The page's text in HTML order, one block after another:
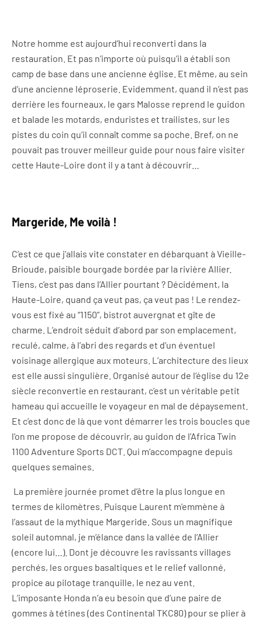
Notre homme est aujourd’hui reconverti dans la
restauration. Et pas n’importe où puisqu’il a établi son
camp de base dans une ancienne église. Et même, au sein
d’une ancienne léproserie. Evidemment, quand il n’est pas
derrière les fourneaux, le gars Malosse reprend le guidon
et balade les motards, enduristes et trailistes, sur les
pistes du coin qu’il connaît comme sa poche. Bref, on ne
pouvait pas trouver meilleur guide pour nous faire visiter
cette Haute-Loire dont il y a tant à découvrir…
Margeride, Me voilà !
C’est ce que j’allais vite constater en débarquant à Vieille-
Brioude, paisible bourgade bordée par la rivière Allier.
Tiens, c’est pas dans l’Allier pourtant ? Décidément, la
Haute-Loire, quand ça veut pas, ça veut pas ! Le rendez-
vous est fixé au “1150”, bistrot auvergnat et gîte de
charme. L’endroit séduit d’abord par son emplacement,
reculé, calme, à l’abri des regards et d’un éventuel
voisinage allergique aux moteurs. L’architecture des lieux
est elle aussi singulière. Organisé autour de l’église du 12e
siècle reconvertie en restaurant, c’est un véritable petit
hameau qui accueille le voyageur en mal de dépaysement.
Et c’est donc de là que vont démarrer les trois boucles que
l’on me propose de découvrir, au guidon de l’Africa Twin
1100 Adventure Sports DCT. Qui m’accompagne depuis
quelques semaines.
La première journée promet d’être la plus longue en
termes de kilomètres. Puisque Laurent m’emmène à
l’assaut de la mythique Margeride. Sous un magnifique
soleil automnal, je m’élance dans la vallée de l’Allier
(encore lui…). Dont je découvre les ravissants villages
perchés, les orgues basaltiques et le relief vallonné,
propice au pilotage tranquille, le nez au vent.
L’imposante Honda n’a eu besoin que d’une paire de
gommes à tétines (des Continental TKC80) pour se plier à